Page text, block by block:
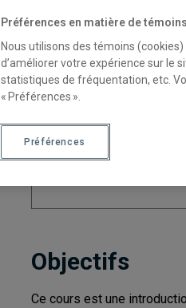
Cycle
Objectifs
Ce cours est une
Préférences en matière de témoins
Nous utilisons des témoins
d’améliorer votre expérience sur le
statistiques de fréquentation, etc.
« Préférences ».
Préférences